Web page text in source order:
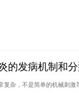
的发病机制和
复杂，不是简单的机械刺激